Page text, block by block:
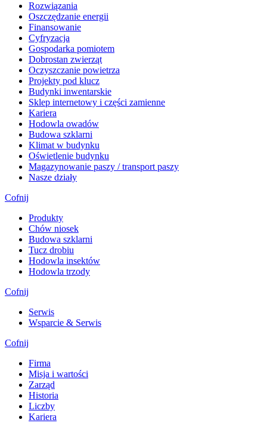
Rozwiązania
​Oszczędzanie energii
Finansowanie
Cyfryzacja
Gospodarka pomiotem
Dobrostan zwierząt
Oczyszczanie powietrza
Projekty pod klucz
Budynki inwentarskie
Sklep internetowy i części zamienne
Kariera
Hodowla owadów
Budowa szklarni
Klimat w budynku
Oświetlenie budynku
Magazynowanie paszy / transport paszy
Nasze działy
Cofnij
Produkty
Chów niosek
Budowa szklarni
Tucz drobiu
Hodowla insektów
Hodowla trzody
Cofnij
Serwis
Wsparcie & Serwis
Cofnij
Firma
Misja i wartości
Zarząd
Historia
Liczby
Kariera